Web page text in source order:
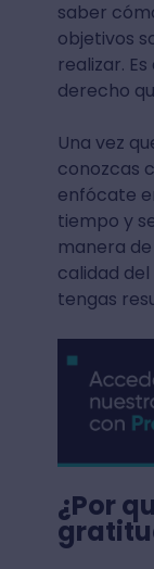
saber
objetivos
realizar.
derecho
Una vez
conozcas
enfócate
tiempo y
manera
calidad
tengas
¿Por